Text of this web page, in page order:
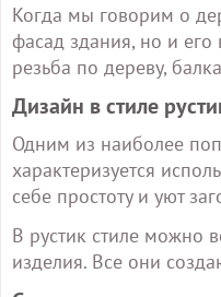
Когда мы говорим о
фасад здания, но и его
резьба по дереву,
Дизайн в стиле
Одним из наиболее
характеризуется
себе простоту и уют
В рустик стиле можно
изделия. Все они